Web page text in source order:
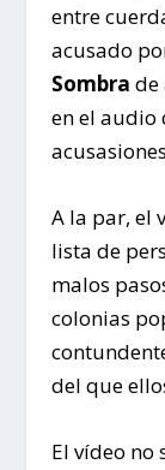
entre
acusado
Sombra de
en el audio
A la par, el
lista de
malos
colonias
del que
El vídeo no